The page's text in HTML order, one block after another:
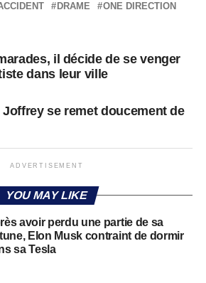
DRAME
ONE DIRECTION
il décide de se venger
dans leur ville
se remet doucement de
ADVERTISEMENT
YOU MAY LIKE
avoir perdu une partie de sa
Elon Musk contraint de dormir
sa Tesla